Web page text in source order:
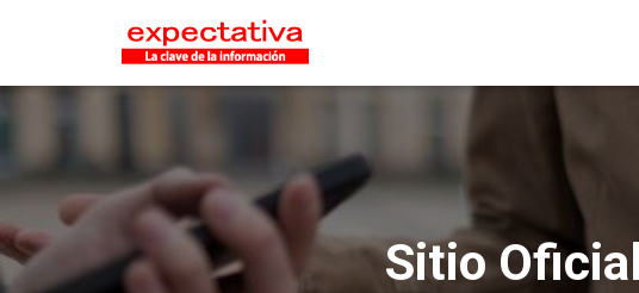
Sitio